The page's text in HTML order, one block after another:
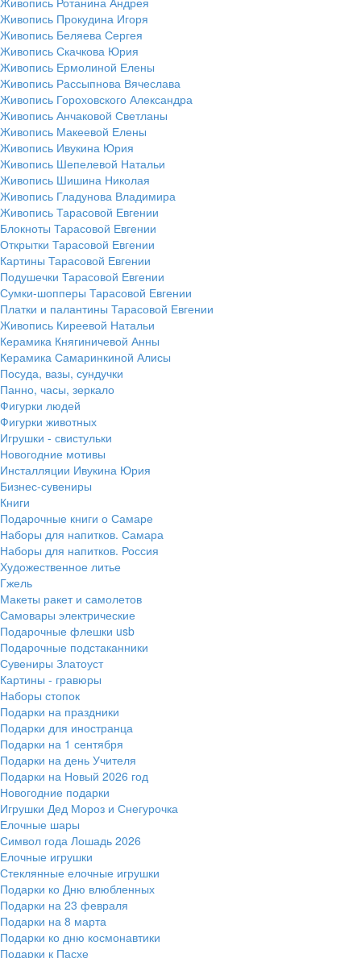
Живопись Прокудина Игоря
Живопись Беляева Сергея
Живопись Скачкова Юрия
Живопись Ермолиной Елены
Живопись Рассыпнова Вячеслава
Живопись Гороховского Александра
Живопись Анчаковой Светланы
Живопись Макеевой Елены
Живопись Ивукина Юрия
Живопись Шепелевой Натальи
Живопись Шишина Николая
Живопись Гладунова Владимира
Живопись Тарасовой Евгении
Блокноты Тарасовой Евгении
Открытки Тарасовой Евгении
Картины Тарасовой Евгении
Подушечки Тарасовой Евгении
Сумки-шопперы Тарасовой Евгении
Платки и палантины Тарасовой Евгении
Живопись Киреевой Натальи
Керамика Княгиничевой Анны
Керамика Самаринкиной Алисы
Посуда, вазы, сундучки
Панно, часы, зеркало
Фигурки людей
Фигурки животных
Игрушки - свистульки
Новогодние мотивы
Инсталляции Ивукина Юрия
Бизнес-сувениры
Книги
Подарочные книги о Самаре
Наборы для напитков. Самара
Наборы для напитков. Россия
Художественное литье
Гжель
Макеты ракет и самолетов
Самовары электрические
Подарочные флешки usb
Подарочные подстаканники
Сувениры Златоуст
Картины - гравюры
Наборы стопок
Подарки на праздники
Подарки для иностранца
Подарки на 1 сентября
Подарки на день Учителя
Подарки на Новый 2026 год
Новогодние подарки
Игрушки Дед Мороз и Снегурочка
Елочные шары
Символ года Лошадь 2026
Елочные игрушки
Стеклянные елочные игрушки
Подарки ко Дню влюбленных
Подарки на 23 февраля
Подарки на 8 марта
Подарки ко дню космонавтики
Подарки к Пасхе